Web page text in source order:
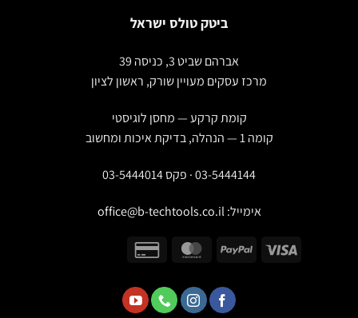
ביטק טולס ישראל
אברהם שביט 3, כניסה 39
מרכז עסקים מעויין שורק, ראשון לציון
קומת קרקע — מחסן לוגיסטי
03-5444144 · פקס 03-5444014
אימייל:office@b-techtools.co.il